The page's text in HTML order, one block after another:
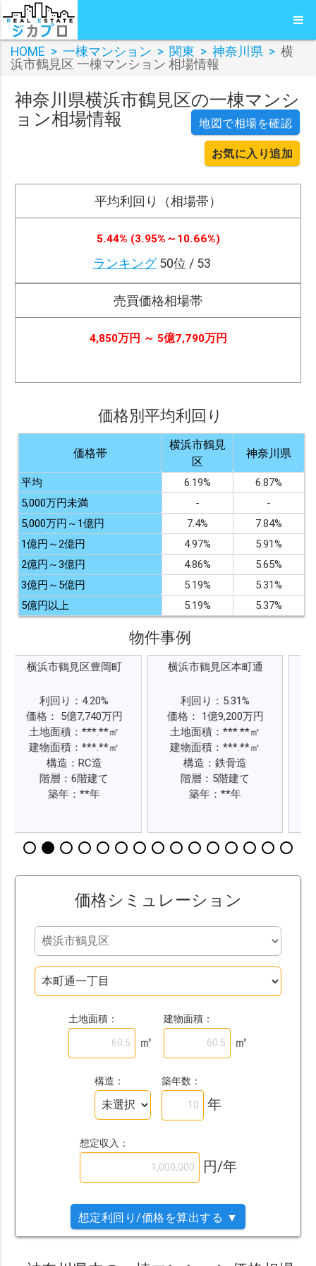
HOME > 一棟マンション > 関東 > 神奈川県 > 横
浜市鶴見区 一棟マンション 相場情報
神奈川県横浜市鶴見区の一棟マンシ
ョン相場情報
地図で相場を確認
お気に入り追加
平均利回り（相場帯）
5.44% (3.95%～10.66%)
ランキング50位 / 53
売買価格相場帯
4,850万円 ～ 5億7,790万円
価格別平均利回り
価格帯
横浜市鶴見
区
神奈川県
平均 6.19%
6.87%
5,000万円未満
-
-
5,000万円～1億円
7.4%
7.84%
1億円～2億円
4.97%
5.91%
2億円～3億円
4.86%
5.65%
3億円～5億円
5.19%
5.31%
5億円以上
5.19% 5.37%
物件事例
鶴見区豊岡町
り：4.20%
5億7,740万円
積：***.**㎡
積：***.**㎡
造：RC造
：6階建て
横浜市鶴見区本町通
利回り：5.31%
価格： 1億9,200万円
土地面積：***.**㎡
建物面積：***.**㎡
構造：鉄骨造
階層：5階建て
横浜市鶴見
価格： 1億
土地面積：
建物面積：
価格シミュレーション
土地面積：
㎡
建物面積：
㎡
構造： 築年数：
年
想定収入：
円/年
想定利回り/価格を算出する ▼